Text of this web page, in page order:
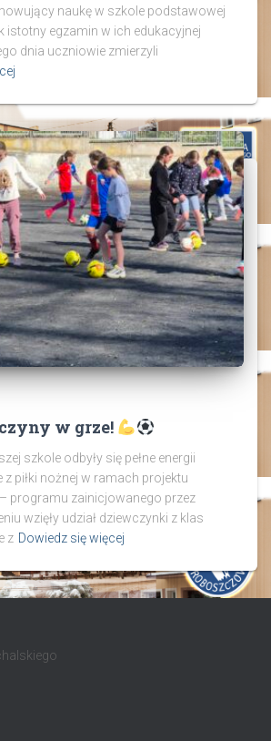
naukę w szkole podstawowej
istotny egzamin w ich edukacyjnej
dnia uczniowie zmierzyli
w grze!
szkole odbyły się pełne energii
piłki nożnej w ramach projektu
– programu zainicjowanego przez
wzięły udział dziewczynki z klas
z Dowiedz się więcej